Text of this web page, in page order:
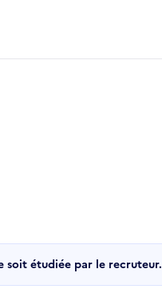
soit étudiée par le recruteur.